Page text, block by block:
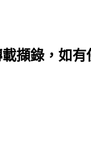
擷錄，如